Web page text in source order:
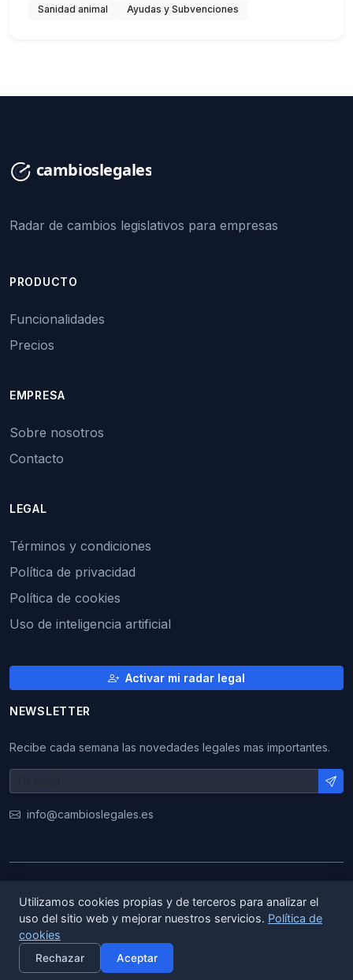
Sanidad animal
Ayudas y Subvenciones
Activar alertas
Radar de cambios legislativos para empresas
PRODUCTO
Funcionalidades
Precios
EMPRESA
Sobre nosotros
Contacto
LEGAL
Términos y condiciones
Política de privacidad
Política de cookies
Uso de inteligencia artificial
Activar mi radar legal
NEWSLETTER
Recibe cada semana las novedades legales mas importantes.
info@cambioslegales.es
reservados.
ES|EN
Utilizamos cookies propias y de terceros para analizar el
uso del sitio web y mejorar nuestros servicios. Política de
cookies
Rechazar Aceptar